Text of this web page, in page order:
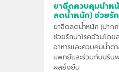
ยาฉีดควบคุมน้ำห
ลดน้ำหนัก) ช่วยรั
ได้จริงหรือไม่
ยาฉีดลดน้ำหนัก (ปาก
ช่วยรักษาโรคอ้วนโดย
อาหารและควบคุมน้ำต
แพทย์และร่วมกับปรับ
ผลยั่งยืน